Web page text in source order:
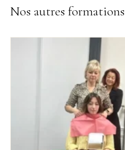
Nos autres formations